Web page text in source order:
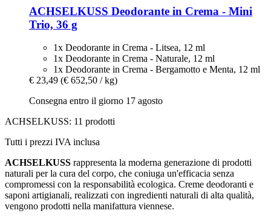
ACHSELKUSS Deodorante in Crema -​ Mini
Trio, 36 g
1x Deodorante in Crema - Litsea, 12 ml
1x Deodorante in Crema - Naturale, 12 ml
1x Deodorante in Crema - Bergamotto e Menta, 12 ml
€ 23,49 (€ 652,50 / kg)
Consegna entro il giorno 17 agosto
ACHSELKUSS: 11 prodotti
Tutti i prezzi IVA inclusa
ACHSELKUSS rappresenta la moderna generazione di prodotti
naturali per la cura del corpo, che coniuga un'efficacia senza
compromessi con la responsabilità ecologica. Creme deodoranti e
saponi artigianali, realizzati con ingredienti naturali di alta qualità,
vengono prodotti nella manifattura viennese.